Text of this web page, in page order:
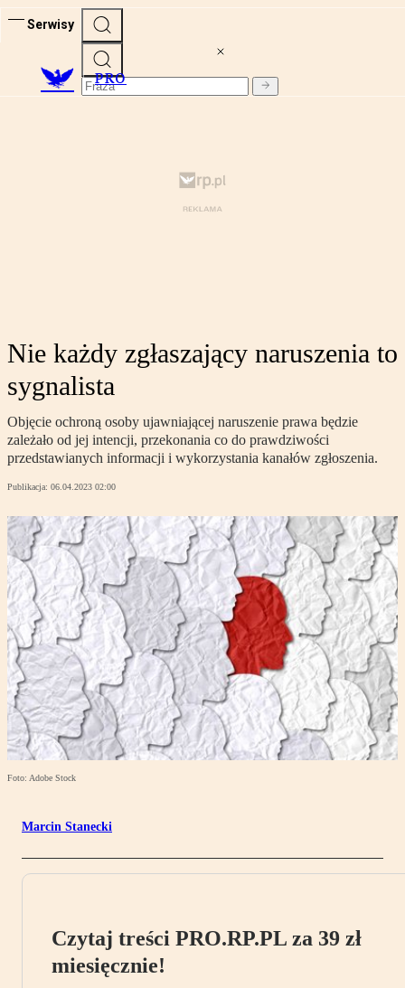
Serwisy
PRO
Nie każdy zgłaszający naruszenia to
sygnalista
Objęcie ochroną osoby ujawniającej naruszenie prawa będzie
zależało od jej intencji, przekonania co do prawdziwości
przedstawianych informacji i wykorzystania kanałów zgłoszenia.
Publikacja: 06.04.2023 02:00
Foto: Adobe Stock
Marcin Stanecki
Czytaj treści PRO.RP.PL za 39 zł
miesięcznie!